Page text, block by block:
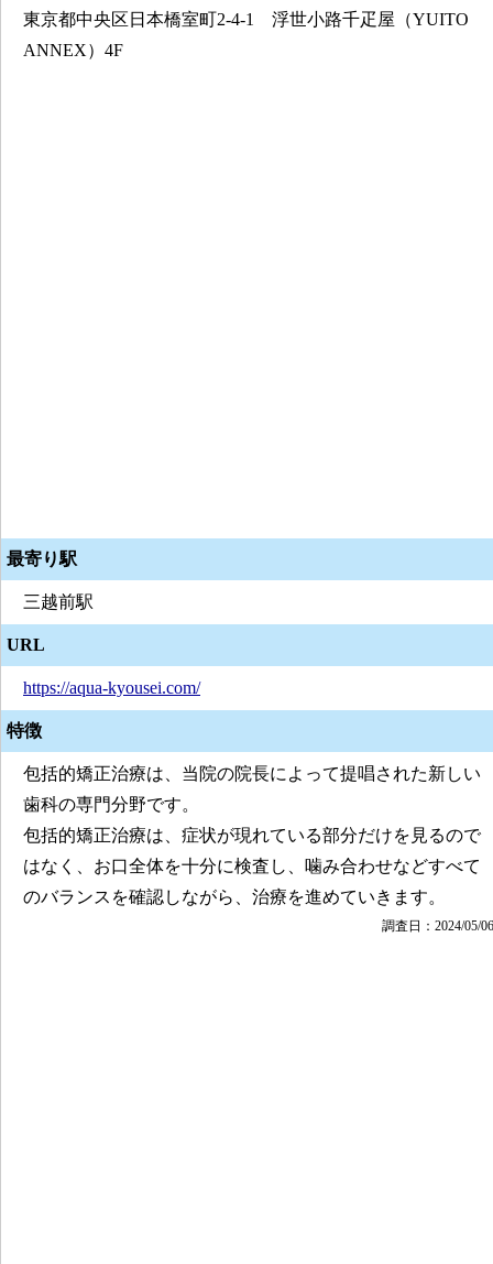
東京都中央区日本橋室町2-4-1 浮世小路千疋屋（YUITO
ANNEX）4F
最寄り駅
三越前駅
URL
https://aqua-kyousei.com/
特徴
包括的矯正治療は、当院の院長によって提唱された新しい
歯科の専門分野です。
包括的矯正治療は、症状が現れている部分だけを見るので
はなく、お口全体を十分に検査し、噛み合わせなどすべて
のバランスを確認しながら、治療を進めていきます。
調査日：2024/05/06